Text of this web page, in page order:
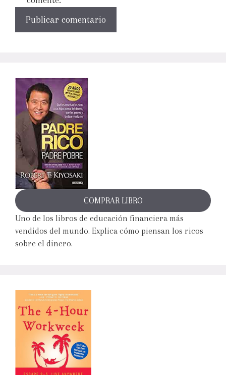
COMPRAR LIBRO
Uno de los libros de educación financiera más
vendidos del mundo. Explica cómo piensan los ricos
sobre el dinero.